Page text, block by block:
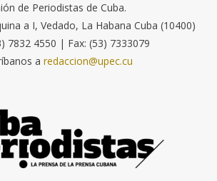
de Periodistas de Cuba.
a I, Vedado, La Habana Cuba (10400)
7832 4550 | Fax: (53) 7333079
a redaccion@upec.cu